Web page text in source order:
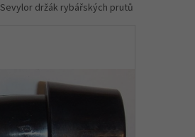
Sevylor držák rybářských prutů